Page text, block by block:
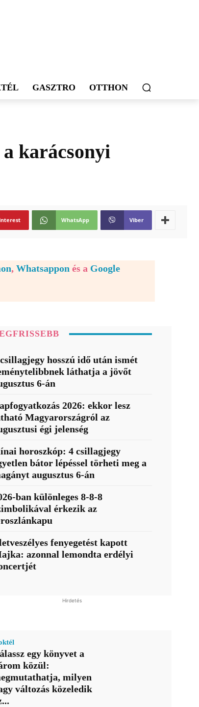
GASZTRO OTTHON
karácsonyi
WhatsApp Viber
, Whatsappon és a Google
hosszú idő után ismét
láthatja a jövőt
6-án
2026: ekkor lesz
Magyarországról az
égi jelenség
horoszkóp: 4 csillagjegy
bátor lépéssel törheti meg a
augusztus 6-án
ban különleges 8-8-8
érkezik az
fenyegetést kapott
azonnal lemondta erdélyi
Hirdetés
egy könyvet a
közül:
milyen
változás közeledik